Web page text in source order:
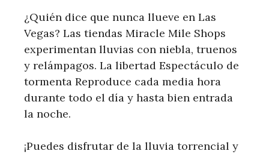
¿Quién dice que nunca llueve en Las
Vegas? Las tiendas Miracle Mile Shops
experimentan lluvias con niebla, truenos
y relámpagos. La libertad Espectáculo de
tormenta Reproduce cada media hora
durante todo el día y hasta bien entrada
la noche.
¡Puedes disfrutar de la lluvia torrencial y